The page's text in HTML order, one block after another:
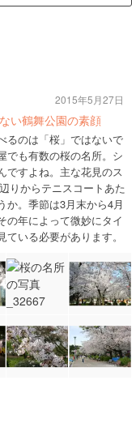
い鶴舞公園の素顔
るのは「桜」ではないで
でも有数の桜の名所。シ
ですよね。主な花見のス
りからテニスコートあた
か。季節は3月末から4月
の年によって微妙にタイ
いる必要があります。
2015年5月27日